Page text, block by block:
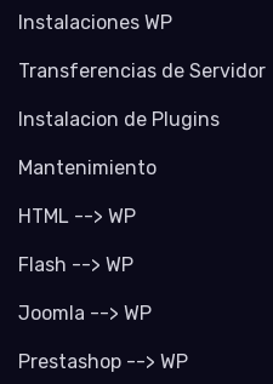
Instalaciones WP
Transferencias de Servidor
Instalacion de Plugins
Mantenimiento
HTML --> WP
Flash --> WP
Joomla --> WP
Prestashop --> WP